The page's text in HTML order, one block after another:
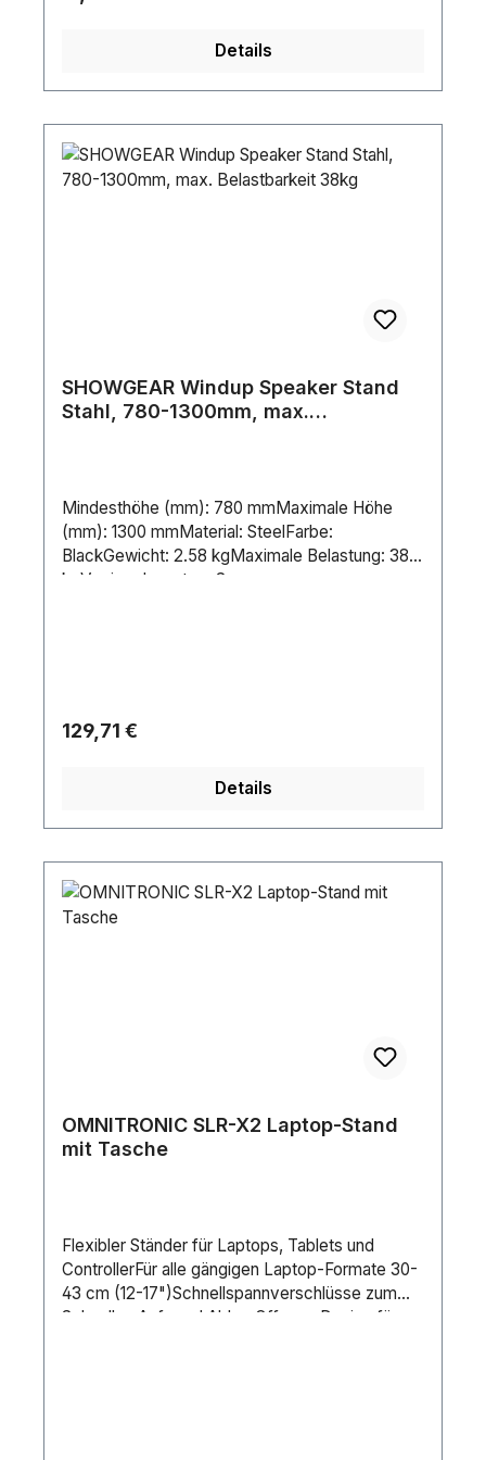
Details
SHOWGEAR Windup Speaker Stand
Stahl, 780-1300mm, max.
Mindesthöhe (mm): 780 mmMaximale Höhe
(mm): 1300 mmMaterial: SteelFarbe:
BlackGewicht: 2.58 kgMaximale Belastung: 38
kgVerriegelungstyp: Screw
Regulärer Preis:
129,71 €
Details
OMNITRONIC SLR-X2 Laptop-Stand
mit Tasche
Flexibler Ständer für Laptops, Tablets und
ControllerFür alle gängigen Laptop-Formate 30-
43 cm (12-17")Schnellspannverschlüsse zum
Schnellen Auf- und AbbauOffenes Design für